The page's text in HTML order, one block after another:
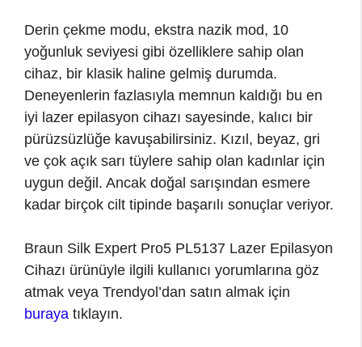
Derin çekme modu, ekstra nazik mod, 10
yoğunluk seviyesi gibi özelliklere sahip olan
cihaz, bir klasik haline gelmiş durumda.
Deneyenlerin fazlasıyla memnun kaldığı bu en
iyi lazer epilasyon cihazı sayesinde, kalıcı bir
pürüzsüzlüğe kavuşabilirsiniz. Kızıl, beyaz, gri
ve çok açık sarı tüylere sahip olan kadınlar için
uygun değil. Ancak doğal sarışından esmere
kadar birçok cilt tipinde başarılı sonuçlar veriyor.
Braun Silk Expert Pro5 PL5137 Lazer Epilasyon
Cihazı ürünüyle ilgili kullanıcı yorumlarına göz
atmak veya Trendyol’dan satın almak için
buraya tıklayın.